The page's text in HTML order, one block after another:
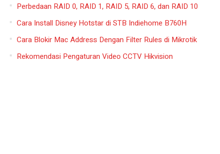
Perbedaan RAID 0, RAID 1, RAID 5, RAID 6, dan RAID 10
Cara Install Disney Hotstar di STB Indiehome B760H
Cara Blokir Mac Address Dengan Filter Rules di Mikrotik
Rekomendasi Pengaturan Video CCTV Hikvision